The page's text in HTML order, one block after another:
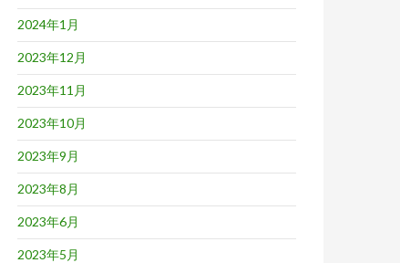
2024年1月
2023年12月
2023年11月
2023年10月
2023年9月
2023年8月
2023年6月
2023年5月